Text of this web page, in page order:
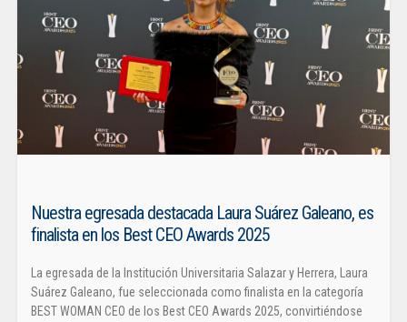
Nuestra egresada destacada Laura Suárez Galeano, es
finalista en los Best CEO Awards 2025
La egresada de la Institución Universitaria Salazar y Herrera, Laura
Suárez Galeano, fue seleccionada como finalista en la categoría
BEST WOMAN CEO de los Best CEO Awards 2025, convirtiéndose